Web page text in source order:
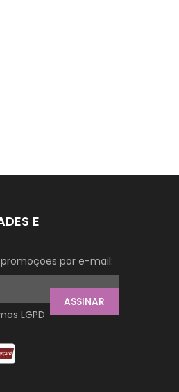
E
por e-mail:
ASSINAR
LGPD